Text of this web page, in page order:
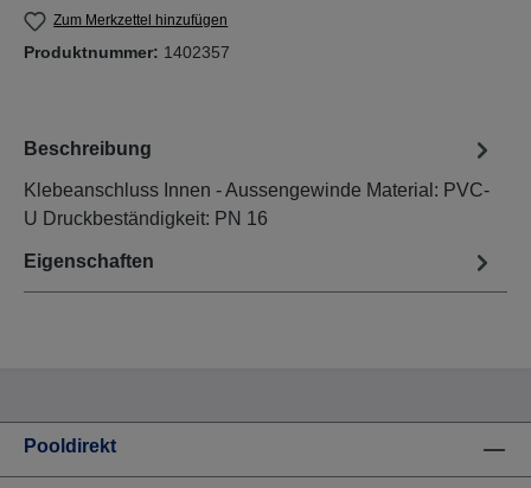
Zum Merkzettel hinzufügen
Produktnummer: 1402357
Beschreibung
Klebeanschluss Innen - Aussengewinde Material: PVC-
U Druckbeständigkeit: PN 16
Eigenschaften
Pooldirekt